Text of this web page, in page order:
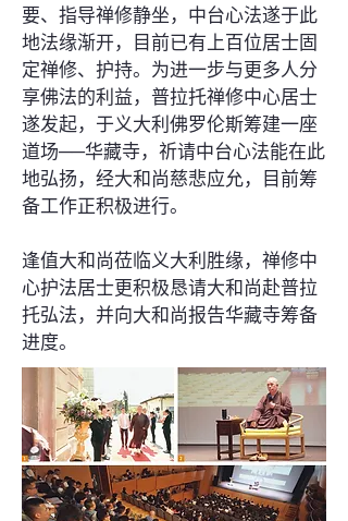
要、指导禅修静坐，中台心法遂于此
地法缘渐开，目前已有上百位居士固
定禅修、护持。为进一步与更多人分
享佛法的利益，普拉托禅修中心居士
遂发起，于义大利佛罗伦斯筹建一座
道场──华藏寺，祈请中台心法能在此
地弘扬，经大和尚慈悲应允，目前筹
备工作正积极进行。
逢值大和尚莅临义大利胜缘，禅修中
心护法居士更积极恳请大和尚赴普拉
托弘法，并向大和尚报告华藏寺筹备
进度。